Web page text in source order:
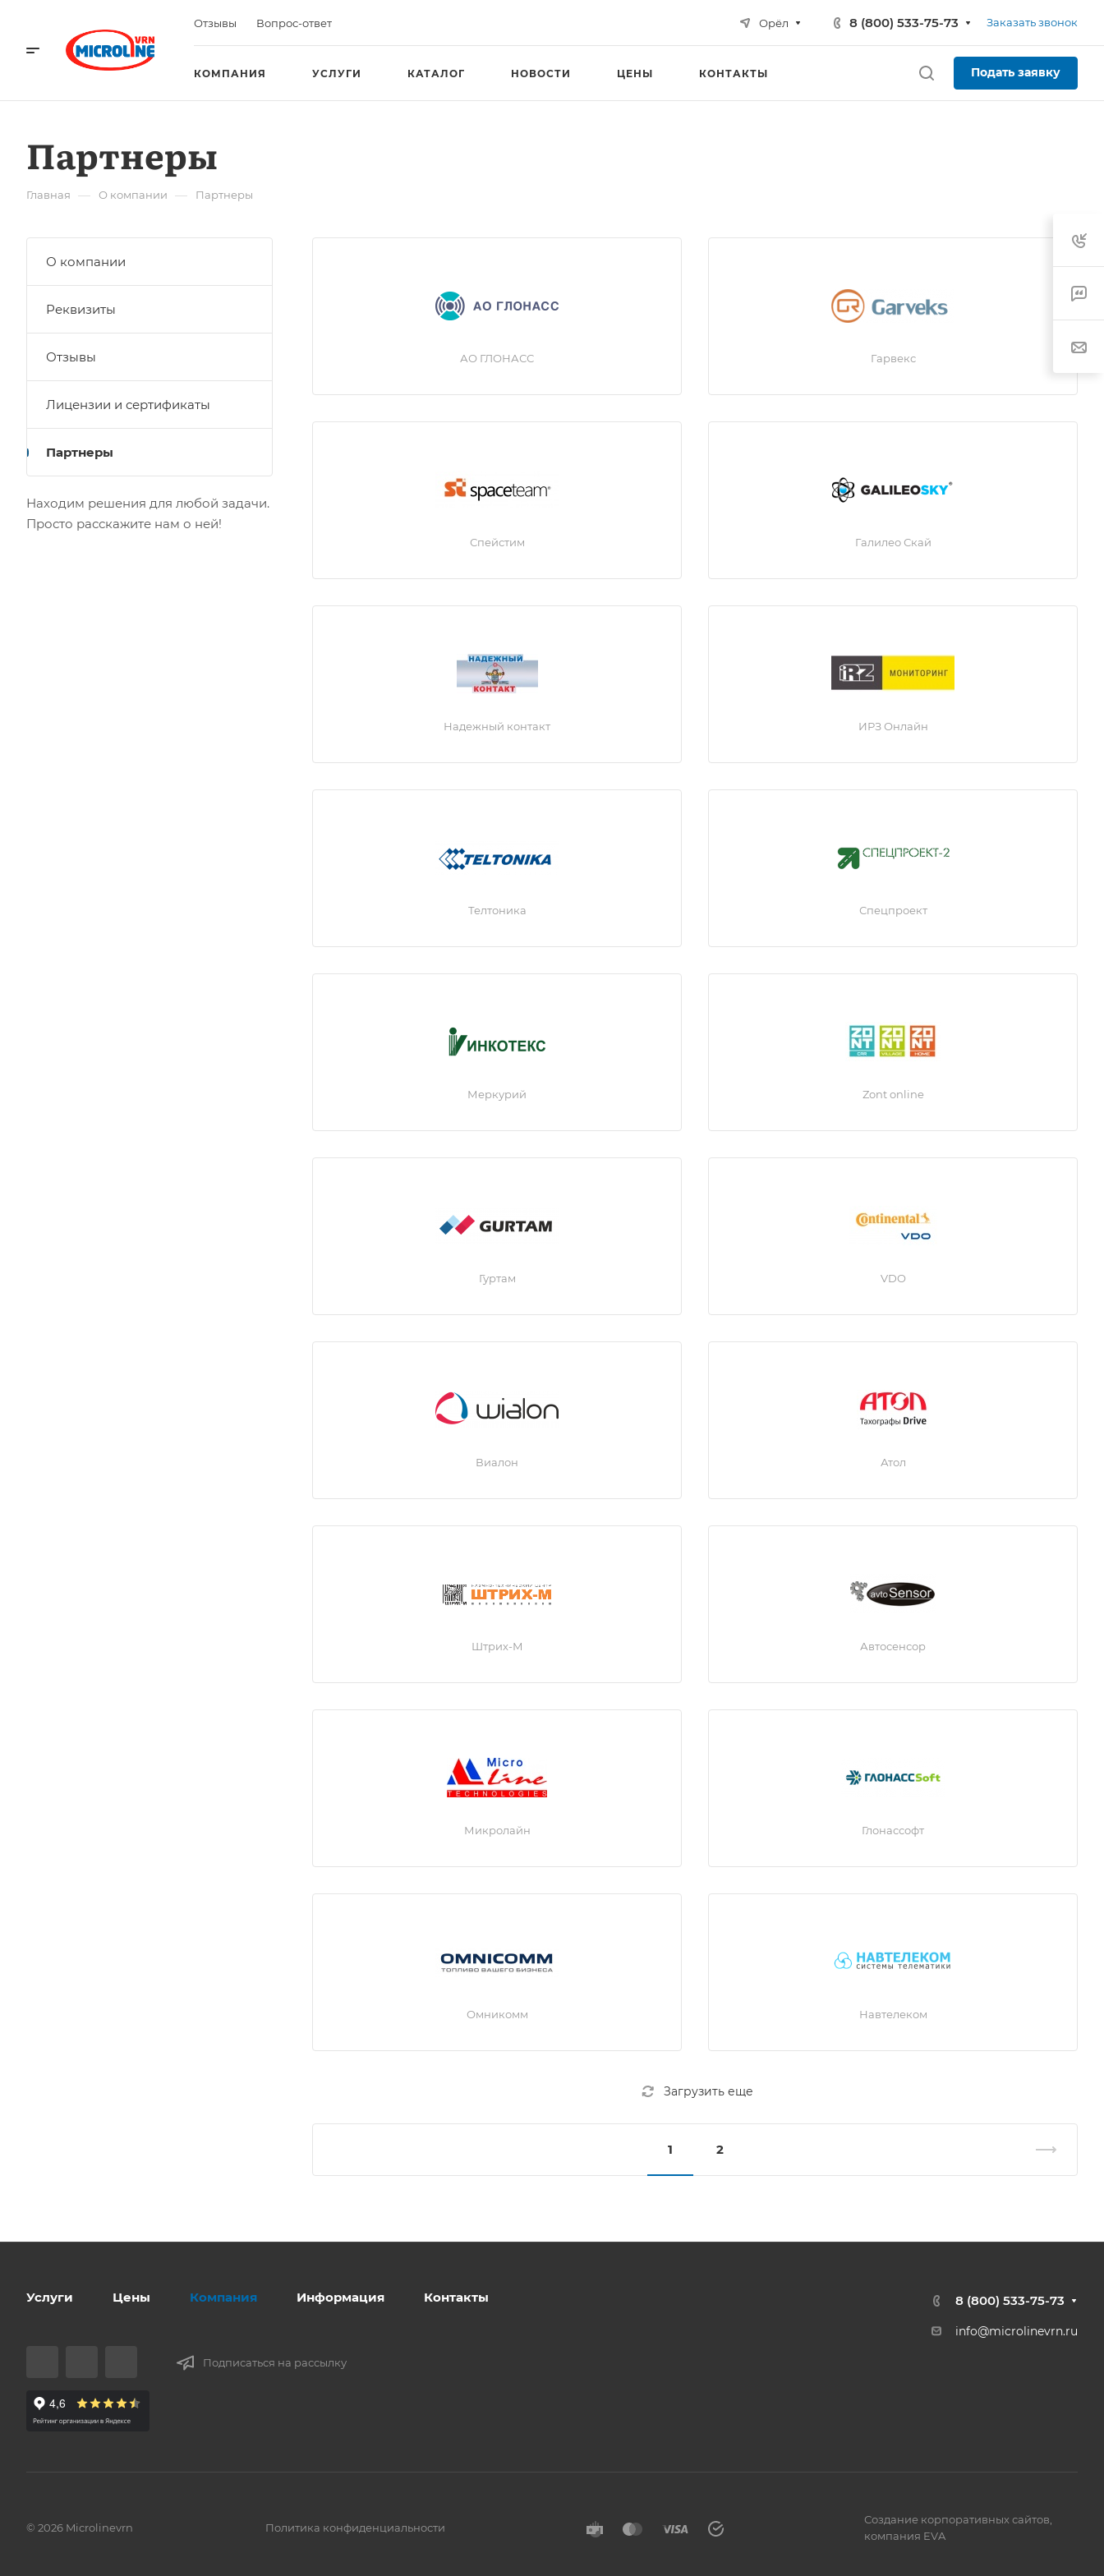
Отзывы Вопрос-ответ Орёл 8 (800) 533-75-73 Заказать звонок
КОМПАНИЯ УСЛУГИ КАТАЛОГ НОВОСТИ ЦЕНЫ КОНТАКТЫ Подать заявку
Партнеры
Главная — О компании — Партнеры
АО ГЛОНАСС Гарвекс
Спейстим Галилео Скай
Надежный контакт ИРЗ Онлайн
Телтоника Спецпроект
Меркурий Zont online
Гуртам VDO
Виалон Атол
Штрих-М Автосенсор
Микролайн Глонассофт
Омникомм Навтелеком
Загрузить еще
1 2
О компании
Реквизиты
Отзывы
Лицензии и сертификаты
Партнеры
Находим решения для любой задачи.
Просто расскажите нам о ней!
Услуги Цены Компания Информация Контакты
Подписаться на рассылку
8 (800) 533-75-73
info@microlinevrn.ru
© 2026 Microlinevrn Политика конфиденциальности
Создание корпоративных сайтов
компания EVA